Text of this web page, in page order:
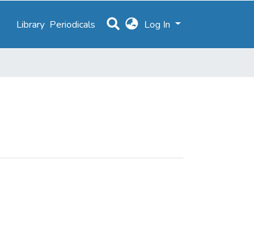
Library Periodicals Log In